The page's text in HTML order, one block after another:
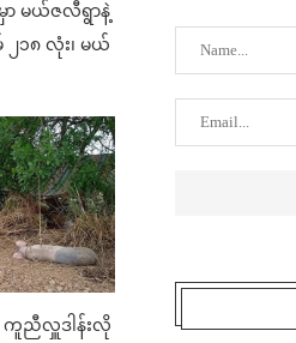
ာ မယ်ဇလီရွာနဲ့
၂၁၈ လုံး၊ မယ်
ကူညီလှူဒါန်းလို